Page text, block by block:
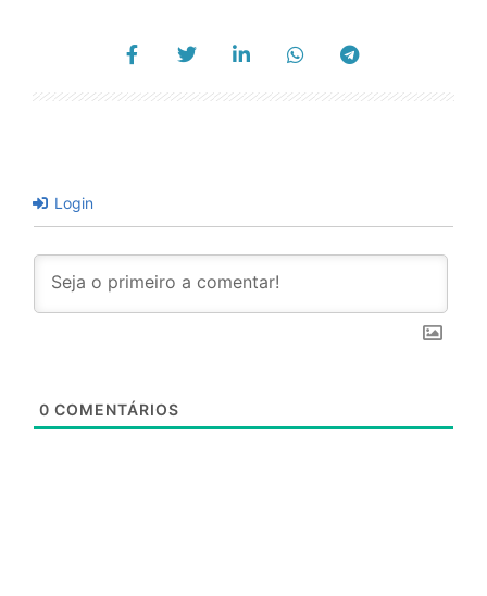
Login
0 COMENTÁRIOS